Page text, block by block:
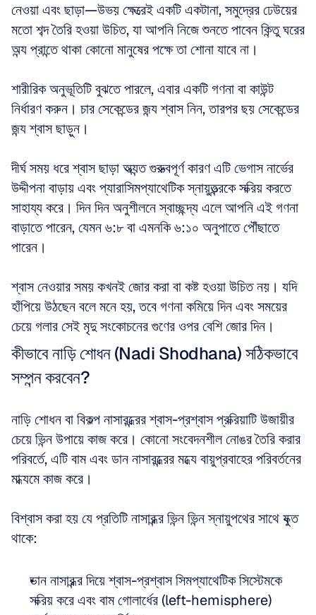
নেওয়া এবং ছাড়া—উভয় ক্ষেত্রেই একটি একটানা, সমুদ্রের ঢেউয়ের
মতো শব্দ তৈরি হওয়া উচিত, যা আপনি নিজে শুনতে পাবেন কিন্তু ঘরের
অন্য প্রান্তে থাকা কোনো মানুষের পক্ষে তা শোনা যাবে না।
শারীরিক অনুভূতিটি বুঝতে পারলে, এবার একটি গণনা বা কাউন্ট
নির্ধারণ করুন। চার সেকেন্ডের জন্য শ্বাস নিন, তারপর ছয় সেকেন্ডের
জন্য শ্বাস ছাড়ুন।
দীর্ঘ সময় ধরে শ্বাস ছাড়া অত্যন্ত গুরুত্বপূর্ণ কারণ এটি ভেগাস নার্ভের
উদ্দীপনা বাড়ায় এবং প্যারাসিমপ্যাথেটিক স্নায়ুতন্ত্রকে সক্রিয় করতে
সাহায্য করে। দিন দিন অনুশীলনে স্বাচ্ছন্দ্য এলে আপনি এই গণনা
বাড়াতে পারেন, যেমন ৬:৮ বা এমনকি ৬:১০ অনুপাতে পৌঁছাতে
পারেন।
শ্বাস নেওয়ার সময় কখনই জোর করা বা কষ্ট হওয়া উচিত নয়। যদি
হাঁপিয়ে উঠছেন বলে মনে হয়, তবে গণনা কমিয়ে দিন এবং সময়ের
চেয়ে গলার সেই মৃদু সংকোচনের গুণের ওপর বেশি জোর দিন।
কীভাবে নাড়ি শোধন (Nadi Shodhana) সঠিকভাবে
সম্পন্ন করবেন?
নাড়ি শোধন বা বিকল্প নাসারন্ধ্রের শ্বাস-প্রশ্বাস প্রক্রিয়াটি উজায়ীর
চেয়ে ভিন্ন উপায়ে কাজ করে। কোনো সংবেদনশীল নোঙর তৈরি করার
পরিবর্তে, এটি বাম এবং ডান নাসারন্ধ্রের মধ্যে বায়ুপ্রবাহের পরিবর্তনের
মাধ্যমে কাজ করে।
বিশ্বাস করা হয় যে প্রতিটি নাসারন্ধ্র ভিন্ন ভিন্ন স্নায়ুপথের সাথে যুক্ত
থাকে:
ডান নাসারন্ধ্র দিয়ে শ্বাস-প্রশ্বাস সিমপ্যাথেটিক সিস্টেমকে
সক্রিয় করে এবং বাম গোলার্ধের (left-hemisphere)